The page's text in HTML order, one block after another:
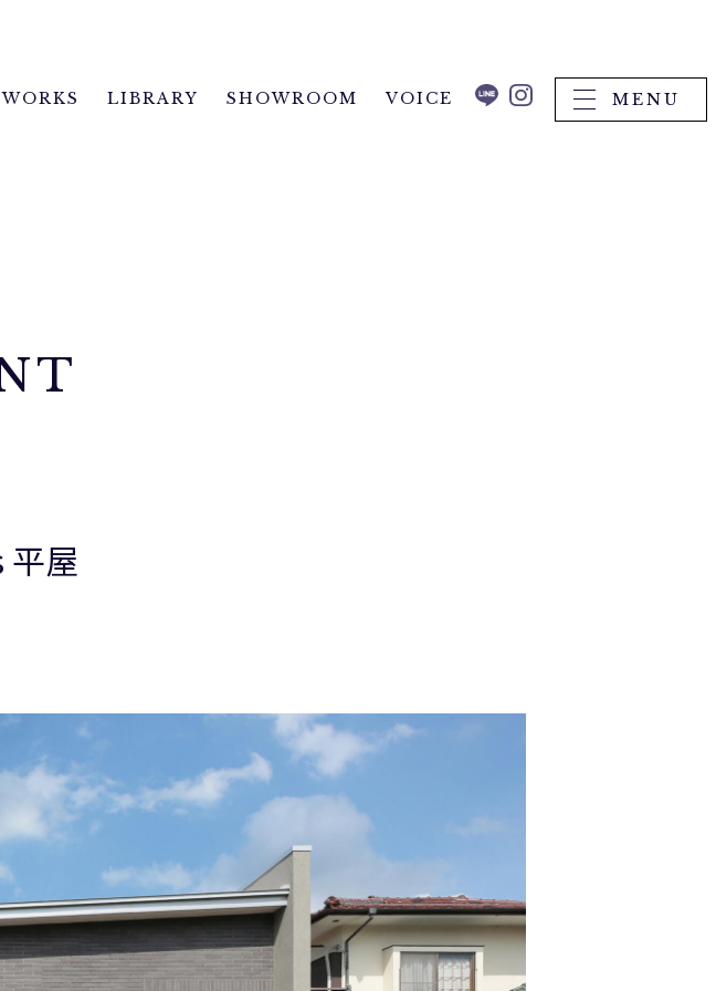
WORKS LIBRARY SHOWROOM VOICE MENU
平屋